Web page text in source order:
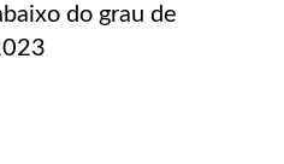
do grau de